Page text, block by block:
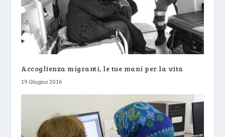
Accoglienza migranti, le tue mani per la vita
19 Giugno 2016